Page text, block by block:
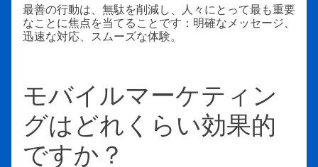
最善の行動は、無駄を削減し、人々にとって最も重要
なことに焦点を当てることです：明確なメッセージ、
迅速な対応、スムーズな体験。
モバイルマーケティン
グはどれくらい効果的
ですか？